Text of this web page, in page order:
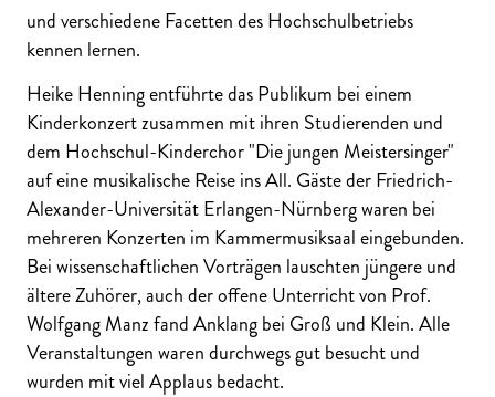
und verschiedene Facetten des Hochschulbetriebs
kennen lernen.
Heike Henning entführte das Publikum bei einem
Kinderkonzert zusammen mit ihren Studierenden und
dem Hochschul-Kinderchor "Die jungen Meistersinger"
auf eine musikalische Reise ins All. Gäste der Friedrich-
Alexander-Universität Erlangen-Nürnberg waren bei
mehreren Konzerten im Kammermusiksaal eingebunden.
Bei wissenschaftlichen Vorträgen lauschten jüngere und
ältere Zuhörer, auch der offene Unterricht von Prof.
Wolfgang Manz fand Anklang bei Groß und Klein. Alle
Veranstaltungen waren durchwegs gut besucht und
wurden mit viel Applaus bedacht.